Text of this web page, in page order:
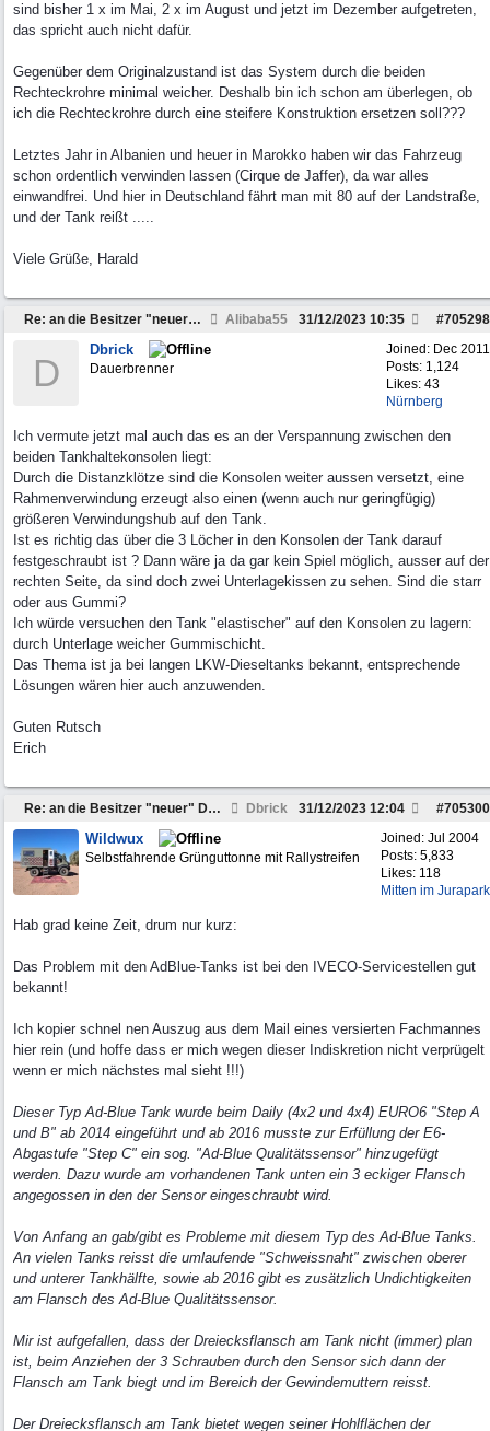
sind bisher 1 x im Mai, 2 x im August und jetzt im Dezember aufgetreten,
das spricht auch nicht dafür.
Gegenüber dem Originalzustand ist das System durch die beiden
Rechteckrohre minimal weicher. Deshalb bin ich schon am überlegen, ob
ich die Rechteckrohre durch eine steifere Konstruktion ersetzen soll???
Letztes Jahr in Albanien und heuer in Marokko haben wir das Fahrzeug
schon ordentlich verwinden lassen (Cirque de Jaffer), da war alles
einwandfrei. Und hier in Deutschland fährt man mit 80 auf der Landstraße,
und der Tank reißt .....
Viele Grüße, Harald
Re: an die Besitzer "neuer" Daily`s ab 2007 ........ Alibaba55 #705298
31/12/2023 10:35
Joined: Dec 2011
Posts: 1,124
Likes: 43
Nürnberg
D
Dbrick
Dauerbrenner
Ich vermute jetzt mal auch das es an der Verspannung zwischen den
beiden Tankhaltekonsolen liegt:
Durch die Distanzklötze sind die Konsolen weiter aussen versetzt, eine
Rahmenverwindung erzeugt also einen (wenn auch nur geringfügig)
größeren Verwindungshub auf den Tank.
Ist es richtig das über die 3 Löcher in den Konsolen der Tank darauf
festgeschraubt ist ? Dann wäre ja da gar kein Spiel möglich, ausser auf der
rechten Seite, da sind doch zwei Unterlagekissen zu sehen. Sind die starr
oder aus Gummi?
Ich würde versuchen den Tank "elastischer" auf den Konsolen zu lagern:
durch Unterlage weicher Gummischicht.
Das Thema ist ja bei langen LKW-Dieseltanks bekannt, entsprechende
Lösungen wären hier auch anzuwenden.
Guten Rutsch
Erich
Re: an die Besitzer "neuer" Daily`s ab 2007 ........ Dbrick #705300
31/12/2023 12:04
Joined: Jul 2004
Posts: 5,833
Likes: 118
Mitten im Jurapark
Wildwux
Selbstfahrende Grünguttonne mit Rallystreifen
Hab grad keine Zeit, drum nur kurz:
Das Problem mit den AdBlue-Tanks ist bei den IVECO-Servicestellen gut
bekannt!
Ich kopier schnel nen Auszug aus dem Mail eines versierten Fachmannes
hier rein (und hoffe dass er mich wegen dieser Indiskretion nicht verprügelt
wenn er mich nächstes mal sieht !!!)
Dieser Typ Ad-Blue Tank wurde beim Daily (4x2 und 4x4) EURO6 "Step A
und B" ab 2014 eingeführt und ab 2016 musste zur Erfüllung der E6-
Abgastufe "Step C" ein sog. "Ad-Blue Qualitätssensor" hinzugefügt
werden. Dazu wurde am vorhandenen Tank unten ein 3 eckiger Flansch
angegossen in den der Sensor eingeschraubt wird.
Von Anfang an gab/gibt es Probleme mit diesem Typ des Ad-Blue Tanks.
An vielen Tanks reisst die umlaufende "Schweissnaht" zwischen oberer
und unterer Tankhälfte, sowie ab 2016 gibt es zusätzlich Undichtigkeiten
am Flansch des Ad-Blue Qualitätssensor.
Mir ist aufgefallen, dass der Dreiecksflansch am Tank nicht (immer) plan
ist, beim Anziehen der 3 Schrauben durch den Sensor sich dann der
Flansch am Tank biegt und im Bereich der Gewindemuttern reisst.
Der Dreiecksflansch am Tank bietet wegen seiner Hohlflächen der